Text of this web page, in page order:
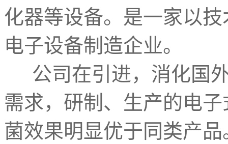
化器等设备。是一家以
电子设备制造企业。
公司在引进，消化国
需求，研制、生产的电
菌效果明显优于同类产